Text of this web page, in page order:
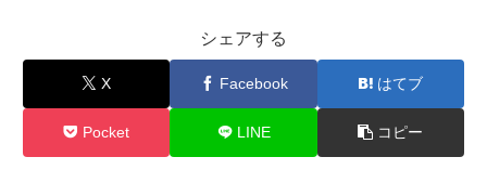
シェアする
X Facebook はてブ
Pocket LINE コピー